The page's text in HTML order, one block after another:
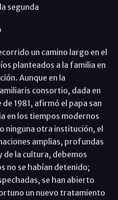
segunda
un camino largo en el
planteados a la familia en
Aunque en la
consortio, dada en
1981, afirmó el papa san
en los tiempos modernos
ninguna otra institución, el
amplias, profundas
de la cultura, debemos
no se habían detenido;
se han abierto
un nuevo tratamiento